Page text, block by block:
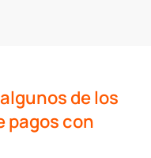
de los
pagos con